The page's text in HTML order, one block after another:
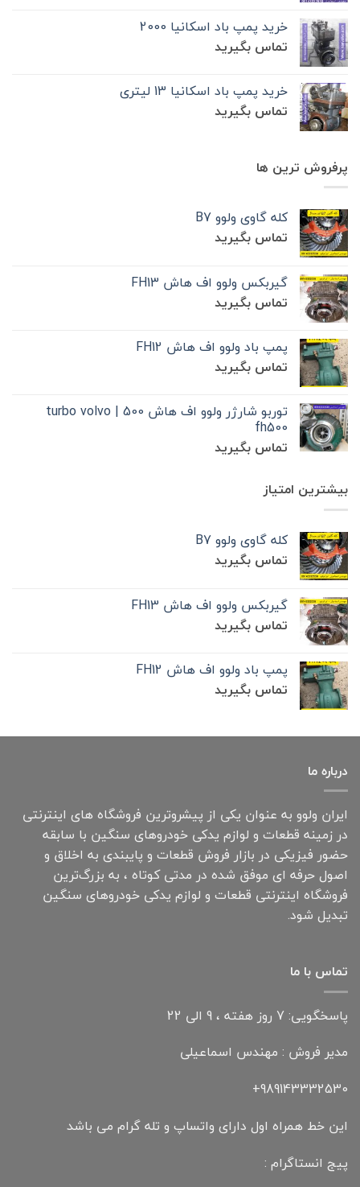
خرید پمپ باد اسکانیا 2000
تماس بگیرید
خرید پمپ باد اسکانیا 13 لیتری
تماس بگیرید
پرفروش ترین ها
کله گاوی ولوو B7
تماس بگیرید
گیربکس ولوو اف هاش FH13
تماس بگیرید
پمپ باد ولوو اف هاش FH12
تماس بگیرید
توربو شارژر ولوو اف هاش 500 | turbo volvo
fh500
تماس بگیرید
بیشترین امتیاز
کله گاوی ولوو B7
تماس بگیرید
گیربکس ولوو اف هاش FH13
تماس بگیرید
پمپ باد ولوو اف هاش FH12
تماس بگیرید
درباره ما
ایران ولوو به عنوان یکی از پیشروترین فروشگاه های اینترنتی
در زمینه قطعات و لوازم یدکی خودروهای سنگین با سابقه
حضور فیزیکی در بازار فروش قطعات و پایبندی به اخلاق و
اصول حرفه ای موفق شده در مدتی کوتاه ، به بزرگ‌ترین
فروشگاه اینترنتی قطعات و لوازم یدکی خودروهای سنگین
تبدیل شود.
تماس با ما
پاسخگویی: 7 روز هفته ، 9 الی 22
مدیر فروش : مهندس اسماعیلی
989143332530+
این خط همراه اول دارای واتساپ و تله گرام می باشد
پیج انستاگرام :